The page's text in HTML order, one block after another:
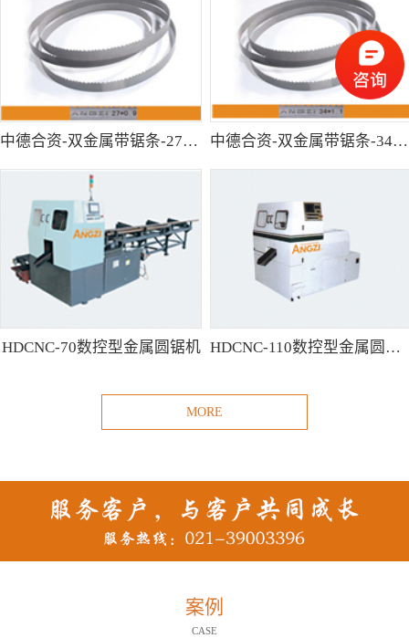
中德合资-双金属带锯条-27*0.9 中德合资-双金属带锯条-34*1.1
HDCNC-70数控型金属圆锯机 HDCNC-110数控型金属圆锯机
MORE
案例
CASE